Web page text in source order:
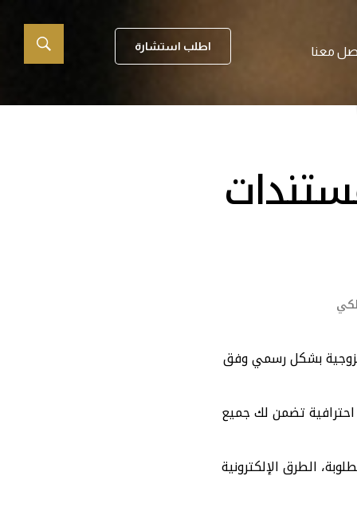
معنا اطلب استشارة
بشكل رسمي وفق
تضمن لك جميع
الطرق الإلكترونية